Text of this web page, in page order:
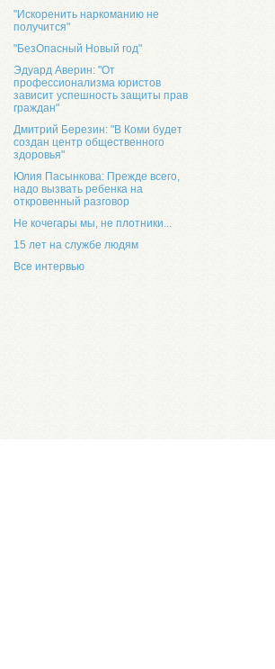
"Искоренить наркоманию не
получится"
"БезОпасный Новый год"
Эдуард Аверин: "От
профессионализма юристов
зависит успешность защиты прав
граждан"
Дмитрий Березин: "В Коми будет
создан центр общественного
здоровья"
Юлия Пасынкова: Прежде всего,
надо вызвать ребенка на
откровенный разговор
Не кочегары мы, не плотники...
15 лет на службе людям
Все интервью